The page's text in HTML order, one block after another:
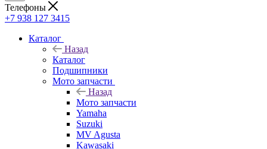
Телефоны
+7 938 127 3415
Каталог
Назад
Каталог
Подшипники
Мото запчасти
Назад
Мото запчасти
Yamaha
Suzuki
MV Agusta
Kawasaki